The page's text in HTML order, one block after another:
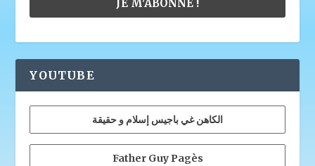
YOUTUBE
الكاهن غي باجيس إسلام و حقيقة
Father Guy Pagès